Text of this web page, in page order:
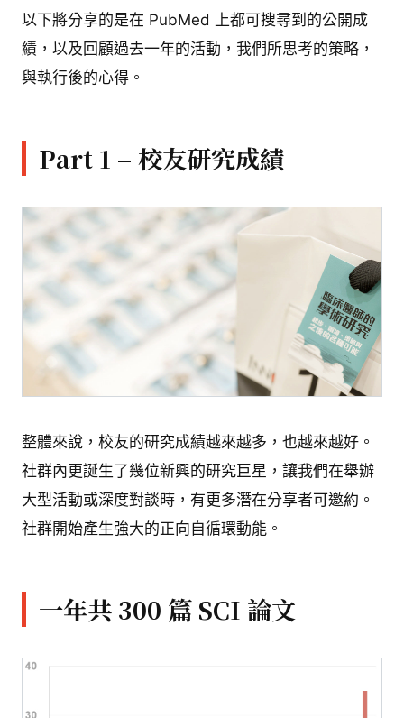
以下將分享的是在 PubMed 上都可搜尋到的公開成
績，以及回顧過去一年的活動，我們所思考的策略，
與執行後的心得。
Part 1 – 校友研究成績
整體來說，校友的研究成績越來越多，也越來越好。
社群內更誕生了幾位新興的研究巨星，讓我們在舉辦
大型活動或深度對談時，有更多潛在分享者可邀約。
社群開始產生強大的正向自循環動能。
一年共 300 篇 SCI 論文